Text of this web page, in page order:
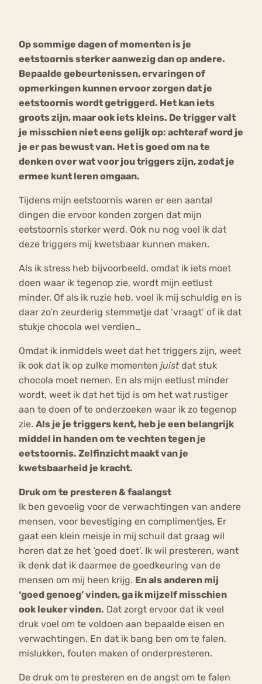
Op sommige dagen of momenten is je
eetstoornis sterker aanwezig dan op andere.
Bepaalde gebeurtenissen, ervaringen of
opmerkingen kunnen ervoor zorgen dat je
eetstoornis wordt getriggerd. Het kan iets
groots zijn, maar ook iets kleins. De trigger valt
je misschien niet eens gelijk op: achteraf word je
je er pas bewust van. Het is goed om na te
denken over wat voor jou triggers zijn, zodat je
ermee kunt leren omgaan.
Tijdens mijn eetstoornis waren er een aantal
dingen die ervoor konden zorgen dat mijn
eetstoornis sterker werd. Ook nu nog voel ik dat
deze triggers mij kwetsbaar kunnen maken.
Als ik stress heb bijvoorbeeld, omdat ik iets moet
doen waar ik tegenop zie, wordt mijn eetlust
minder. Of als ik ruzie heb, voel ik mij schuldig en is
daar zo’n zeurderig stemmetje dat ‘vraagt’ of ik dat
stukje chocola wel verdien…
Omdat ik inmiddels weet dat het triggers zijn, weet
ik ook dat ik op zulke momenten juistdat stuk
chocola moet nemen. En als mijn eetlust minder
wordt, weet ik dat het tijd is om het wat rustiger
aan te doen of te onderzoeken waar ik zo tegenop
zie. Als je je triggers kent, heb je een belangrijk
middel in handen om te vechten tegen je
eetstoornis. Zelfinzicht maakt van je
kwetsbaarheid je kracht.
Druk om te presteren & faalangst
Ik ben gevoelig voor de verwachtingen van andere
mensen, voor bevestiging en complimentjes. Er
gaat een klein meisje in mij schuil dat graag wil
horen dat ze het ‘goed doet’. Ik wil presteren, want
ik denk dat ik daarmee de goedkeuring van de
mensen om mij heen krijg. En als anderen mij
‘goed genoeg’ vinden, ga ik mijzelf misschien
ook leuker vinden. Dat zorgt ervoor dat ik veel
druk voel om te voldoen aan bepaalde eisen en
verwachtingen. En dat ik bang ben om te falen,
mislukken, fouten maken of onderpresteren.
De druk om te presteren en de angst om te falen
Chat
Forum
mia
Nerv
osa
Eetstoornis Anorexia Nervosa
Eetbuien Piekeren Sport
Trauma
Orthorexia
Afvallen Angst